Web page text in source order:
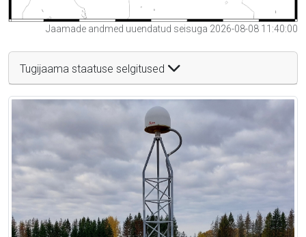
Jaamade andmed uuendatud seisuga 2026-08-08 11:40:00
Tugijaama staatuse selgitused